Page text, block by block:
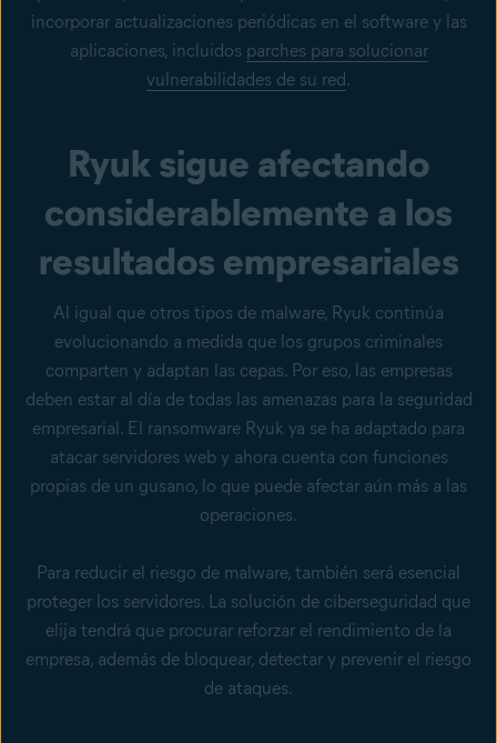
incorporar actualizaciones periódicas en el software y las
aplicaciones, incluidos parches para solucionar
vulnerabilidades de su red.
Ryuk sigue afectando
considerablemente a los
resultados empresariales
Al igual que otros tipos de malware, Ryuk continúa
evolucionando a medida que los grupos criminales
comparten y adaptan las cepas. Por eso, las empresas
deben estar al día de todas las amenazas para la seguridad
empresarial. El ransomware Ryuk ya se ha adaptado para
atacar servidores web y ahora cuenta con funciones
propias de un gusano, lo que puede afectar aún más a las
operaciones.
Para reducir el riesgo de malware, también será esencial
proteger los servidores. La solución de ciberseguridad que
elija tendrá que procurar reforzar el rendimiento de la
empresa, además de bloquear, detectar y prevenir el riesgo
de ataques.